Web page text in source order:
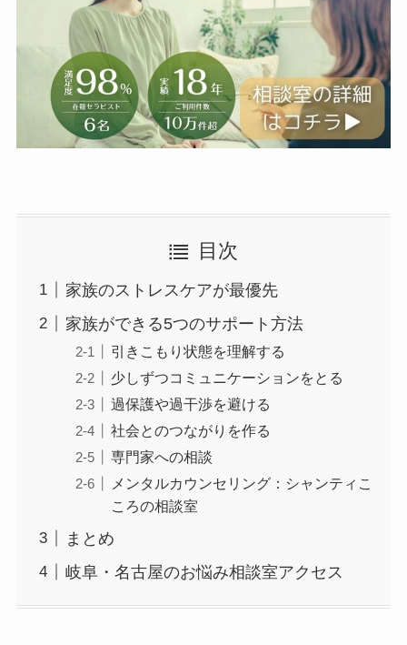
目次
家族のストレスケアが最優先
家族ができる5つのサポート方法
引きこもり状態を理解する
少しずつコミュニケーションをとる
過保護や過干渉を避ける
社会とのつながりを作る
専門家への相談
メンタルカウンセリング：シャンティこ
ころの相談室
まとめ
岐阜・名古屋のお悩み相談室アクセス